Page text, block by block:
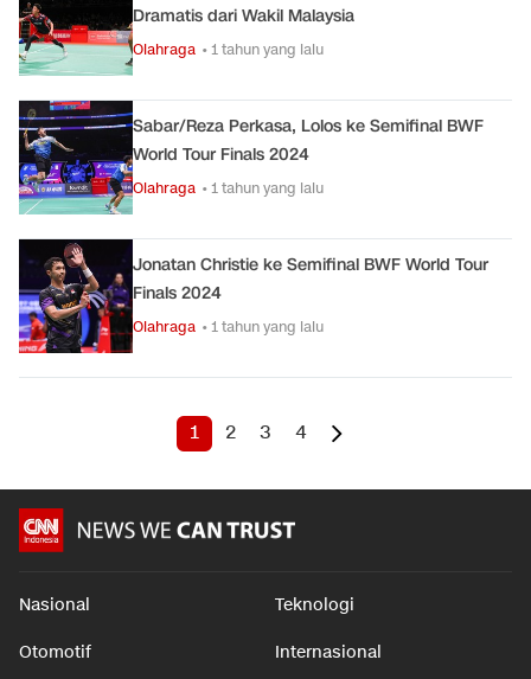
Dramatis dari Wakil Malaysia
Olahraga • 1 tahun yang lalu
Sabar/Reza Perkasa, Lolos ke Semifinal BWF
World Tour Finals 2024
Olahraga • 1 tahun yang lalu
Jonatan Christie ke Semifinal BWF World Tour
Finals 2024
Olahraga • 1 tahun yang lalu
1 2 3 4
Nasional Teknologi
Otomotif Internasional